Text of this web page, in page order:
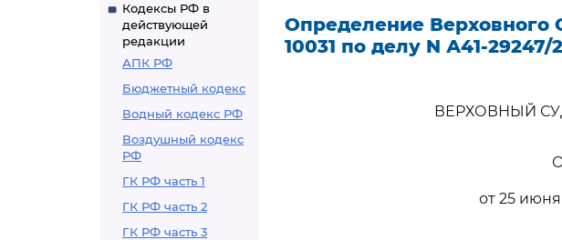
Кодексы РФ в
действующей
редакции
АПК РФ
Бюджетный кодекс
Водный кодекс РФ
Воздушный кодекс
РФ
ГК РФ часть 1
ГК РФ часть 2
ГК РФ часть 3
Определение Верховного
10031 по делу N А41-29247/
ВЕРХОВНЫЙ
от 25 июня